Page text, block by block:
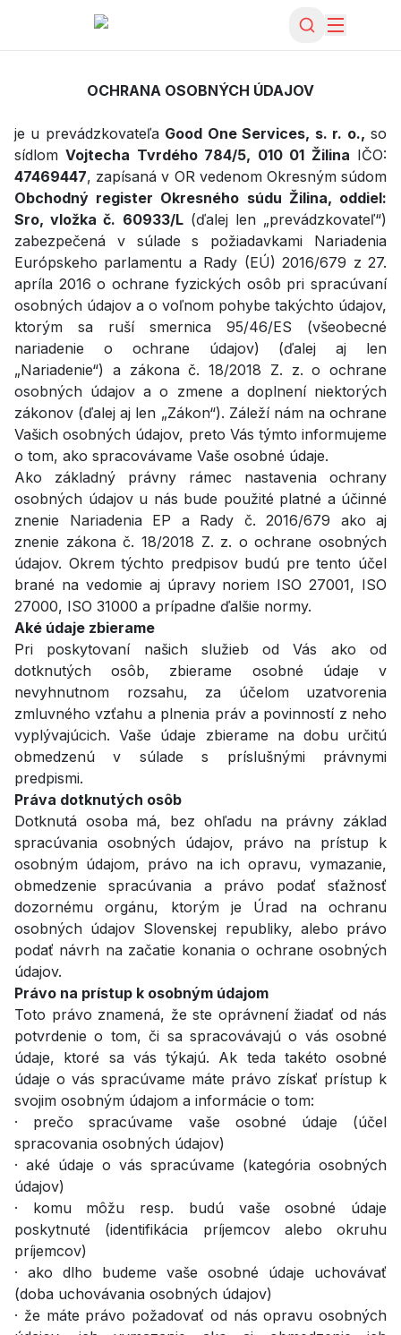
OCHRANA OSOBNÝCH ÚDAJOV
je u prevádzkovateľa Good One Services, s. r. o., so
sídlomVojtecha Tvrdého 784/5, 010 01 Žilina IČO:
47469447, zapísaná v OR vedenom Okresným súdom
Obchodný register Okresného súdu Žilina, oddiel:
Sro, vložka č. 60933/L(ďalej len „prevádzkovateľ“)
zabezpečená v súlade s požiadavkami Nariadenia
Európskeho parlamentu a Rady (EÚ) 2016/679 z 27.
apríla 2016 o ochrane fyzických osôb pri spracúvaní
osobných údajov a o voľnom pohybe takýchto údajov,
ktorým sa ruší smernica 95/46/ES (všeobecné
nariadenie o ochrane údajov) (ďalej aj len
„Nariadenie“) a zákona č. 18/2018 Z. z. o ochrane
osobných údajov a o zmene a doplnení niektorých
zákonov (ďalej aj len „Zákon“). Záleží nám na ochrane
Vašich osobných údajov, preto Vás týmto informujeme
o tom, ako spracovávame Vaše osobné údaje.
Ako základný právny rámec nastavenia ochrany
osobných údajov u nás bude použité platné a účinné
znenie Nariadenia EP a Rady č. 2016/679 ako aj
znenie zákona č. 18/2018 Z. z. o ochrane osobných
údajov. Okrem týchto predpisov budú pre tento účel
brané na vedomie aj úpravy noriem ISO 27001, ISO
27000, ISO 31000 a prípadne ďalšie normy.
Aké údaje zbierame
Pri poskytovaní našich služieb od Vás ako od
dotknutých osôb, zbierame osobné údaje v
nevyhnutnom rozsahu, za účelom uzatvorenia
zmluvného vzťahu a plnenia práv a povinností z neho
vyplývajúcich. Vaše údaje zbierame na dobu určitú
obmedzenú v súlade s príslušnými právnymi
predpismi.
Práva dotknutých osôb
Dotknutá osoba má, bez ohľadu na právny základ
spracúvania osobných údajov, právo na prístup k
osobným údajom, právo na ich opravu, vymazanie,
obmedzenie spracúvania a právo podať sťažnosť
dozornému orgánu, ktorým je Úrad na ochranu
osobných údajov Slovenskej republiky, alebo právo
podať návrh na začatie konania o ochrane osobných
údajov.
Právo na prístup k osobným údajom
Toto právo znamená, že ste oprávnení žiadať od nás
potvrdenie o tom, či sa spracovávajú o vás osobné
údaje, ktoré sa vás týkajú. Ak teda takéto osobné
údaje o vás spracúvame máte právo získať prístup k
svojim osobným údajom a informácie o tom:
· prečo spracúvame vaše osobné údaje (účel
spracovania osobných údajov)
· aké údaje o vás spracúvame (kategória osobných
údajov)
· komu môžu resp. budú vaše osobné údaje
poskytnuté (identifikácia príjemcov alebo okruhu
príjemcov)
· ako dlho budeme vaše osobné údaje uchovávať
(doba uchovávania osobných údajov)
· že máte právo požadovať od nás opravu osobných